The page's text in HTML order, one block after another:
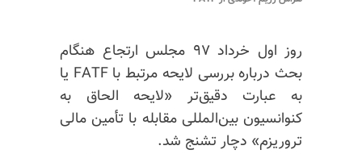
روز اول خرداد ۹۷ مجلس ارتجاع هنگام
بحث درباره بررسی لایحه مرتبط با FATF یا
به عبارت دقیق‌تر «لایحه الحاق به
کنوانسیون بین‌المللی مقابله با تأمین مالی
تروریزم» دچار تشنج شد.